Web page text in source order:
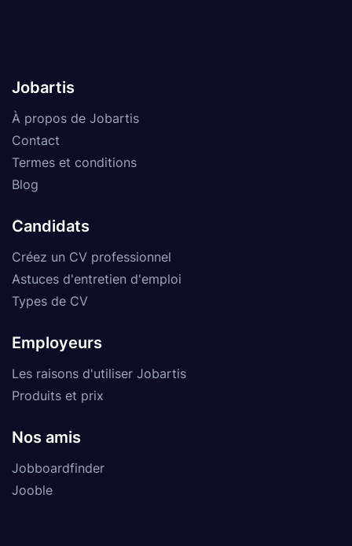
Jobartis
À propos de Jobartis
Contact
Termes et conditions
Blog
Candidats
Créez un CV professionnel
Astuces d'entretien d'emploi
Types de CV
Employeurs
Les raisons d'utiliser Jobartis
Produits et prix
Nos amis
Jobboardfinder
Jooble